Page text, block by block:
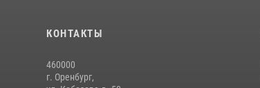
КОНТАКТЫ
460000
г. Оренбург,